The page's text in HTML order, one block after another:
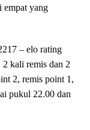
empat yang
– elo rating
kali remis dan 2
2, remis point 1,
pukul 22.00 dan